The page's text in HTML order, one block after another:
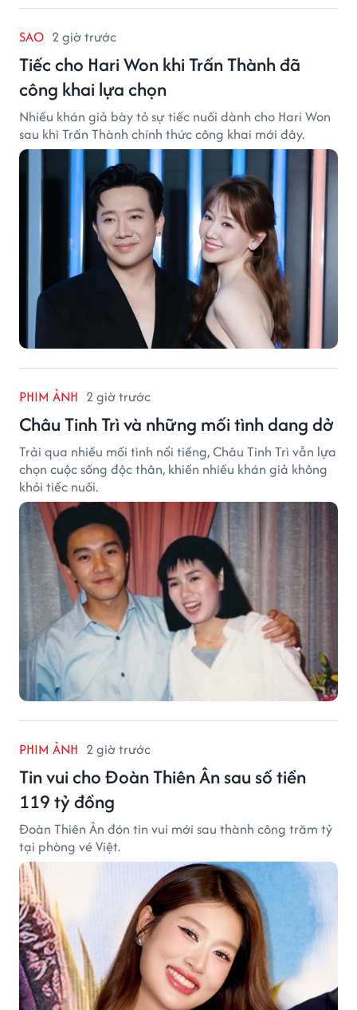
SAO 2 giờ trước
Tiếc cho Hari Won khi Trấn Thành đã
công khai lựa chọn
Nhiều khán giả bày tỏ sự tiếc nuối dành cho Hari Won
sau khi Trấn Thành chính thức công khai mới đây.
PHIM ẢNH 2 giờ trước
Châu Tinh Trì và những mối tình dang dở
Trải qua nhiều mối tình nổi tiếng, Châu Tinh Trì vẫn lựa
chọn cuộc sống độc thân, khiến nhiều khán giả không
khỏi tiếc nuối.
PHIM ẢNH 2 giờ trước
Tin vui cho Đoàn Thiên Ân sau số tiền
119 tỷ đồng
Đoàn Thiên Ân đón tin vui mới sau thành công trăm tỷ
tại phòng vé Việt.